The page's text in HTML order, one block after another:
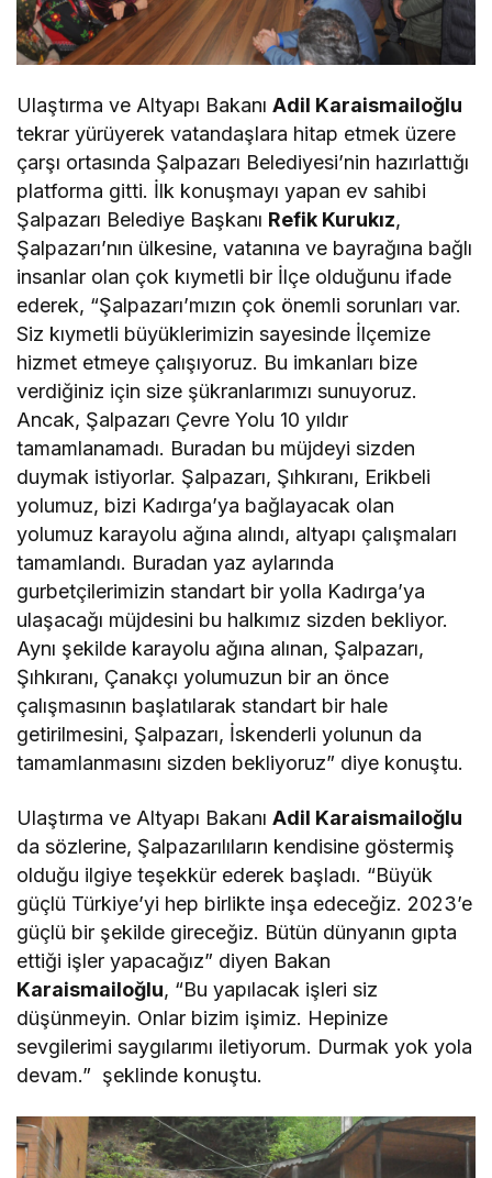
Ulaştırma ve Altyapı BakanıAdil Karaismailoğlu
tekrar yürüyerek vatandaşlara hitap etmek üzere
çarşı ortasında Şalpazarı Belediyesi’nin hazırlattığı
platforma gitti. İlk konuşmayı yapan ev sahibi
Şalpazarı Belediye Başkanı Refik Kurukız,
Şalpazarı’nın ülkesine, vatanına ve bayrağına bağlı
insanlar olan çok kıymetli bir İlçe olduğunu ifade
ederek, “Şalpazarı’mızın çok önemli sorunları var.
Siz kıymetli büyüklerimizin sayesinde İlçemize
hizmet etmeye çalışıyoruz. Bu imkanları bize
verdiğiniz için size şükranlarımızı sunuyoruz.
Ancak, Şalpazarı Çevre Yolu 10 yıldır
tamamlanamadı. Buradan bu müjdeyi sizden
duymak istiyorlar. Şalpazarı, Şıhkıranı, Erikbeli
yolumuz, bizi Kadırga’ya bağlayacak olan
yolumuz karayolu ağına alındı, altyapı çalışmaları
tamamlandı. Buradan yaz aylarında
gurbetçilerimizin standart bir yolla Kadırga’ya
ulaşacağı müjdesini bu halkımız sizden bekliyor.
Aynı şekilde karayolu ağına alınan, Şalpazarı,
Şıhkıranı, Çanakçı yolumuzun bir an önce
çalışmasının başlatılarak standart bir hale
getirilmesini, Şalpazarı, İskenderli yolunun da
tamamlanmasını sizden bekliyoruz” diye konuştu.
Ulaştırma ve Altyapı BakanıAdil Karaismailoğlu
da sözlerine, Şalpazarılıların kendisine göstermiş
olduğu ilgiye teşekkür ederek başladı. “Büyük
güçlü Türkiye’yi hep birlikte inşa edeceğiz. 2023’e
güçlü bir şekilde gireceğiz. Bütün dünyanın gıpta
ettiği işler yapacağız” diyen Bakan
Karaismailoğlu, “Bu yapılacak işleri siz
düşünmeyin. Onlar bizim işimiz. Hepinize
sevgilerimi saygılarımı iletiyorum. Durmak yok yola
devam.” şeklinde konuştu.